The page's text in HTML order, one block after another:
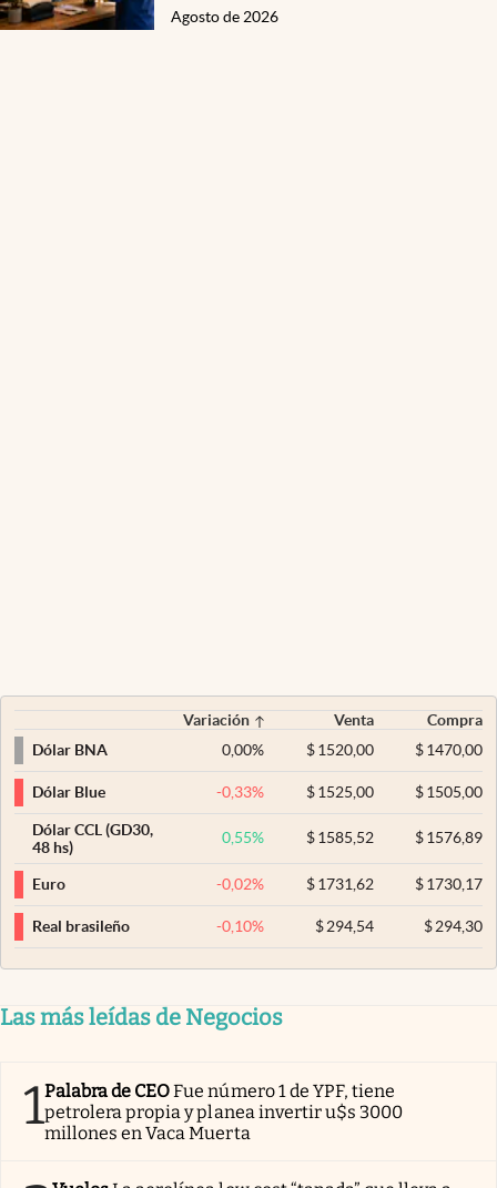
Agosto de 2026
Variación Venta
Compra
Dólar BNA
0,00% $ 1520,00 $1470,00
Dólar Blue -0,33% $ 1525,00 $1505,00
Dólar CCL (GD30,
48 hs)
0,55% $ 1585,52 $1576,89
Euro -0,02% $ 1731,62 $1730,17
Real brasileño -0,10% $ 294,54 $294,30
Las más leídas de Negocios
1Palabra de CEOFue número 1 de YPF, tiene
petrolera propia y planea invertir u$s 3000
millones en Vaca Muerta